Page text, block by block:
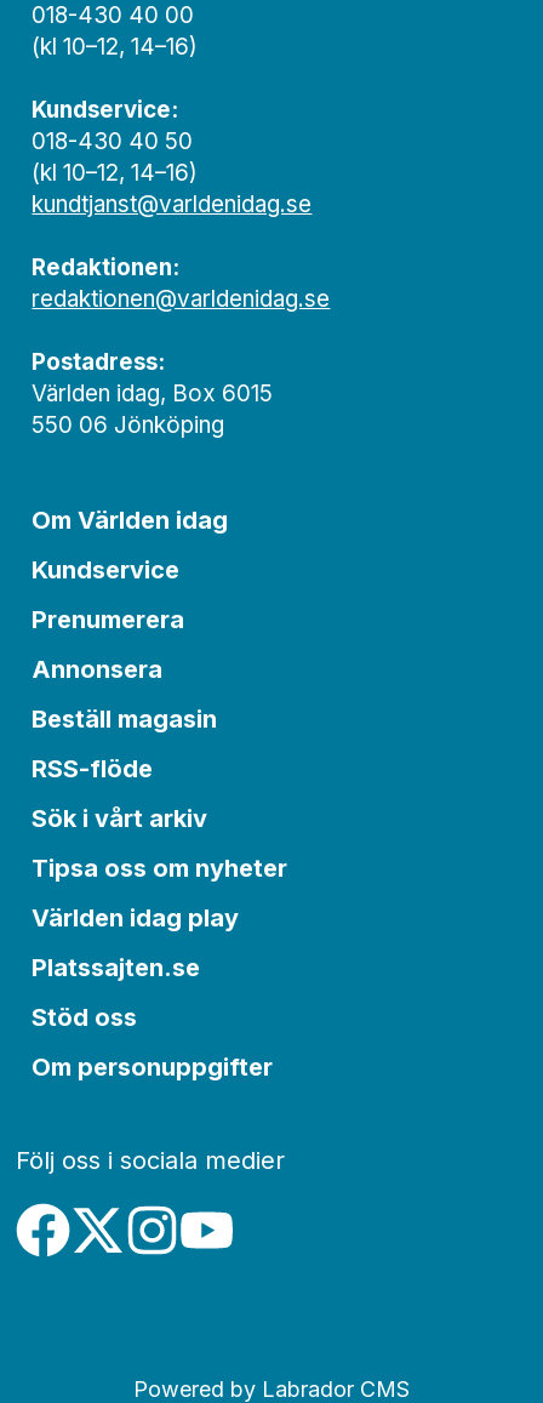
018-430 40 00
(kl 10–12, 14–16)
Kundservice:
018-430 40 50
(kl 10–12, 14–16)
kundtjanst@varldenidag.se
Redaktionen:
redaktionen@varldenidag.se
Postadress:
Världen idag, Box 6015
550 06 Jönköping
Om Världen idag
Kundservice
Prenumerera
Annonsera
Beställ magasin
RSS-flöde
Sök i vårt arkiv
Tipsa oss om nyheter
Världen idag play
Platssajten.se
Stöd oss
Om personuppgifter
Följ oss i sociala medier
Powered by Labrador CMS